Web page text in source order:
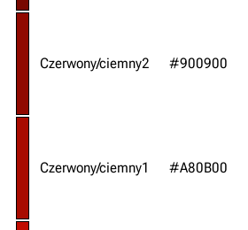
Czerwony/ciemny2 #900900
Czerwony/ciemny1 #A80B00